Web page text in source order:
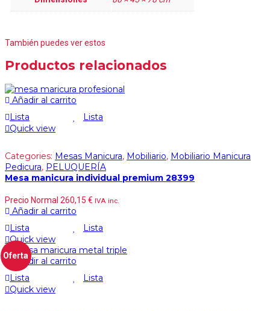
También puedes ver estos
Productos relacionados
Añadir al carrito
Lista
Lista
Quick view
Categories: Mesas Manicura, Mobiliario, Mobiliario Manicura
Pedicura, PELUQUERÍA
Mesa manicura individual premium 28399
Precio Normal 260,15 € IVA inc.
Añadir al carrito
Lista
Lista
Quick view
Oferta
Añadir al carrito
Lista
Lista
Quick view